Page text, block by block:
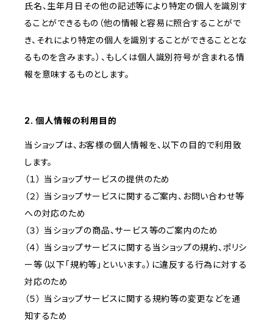
氏名、生年月日その他の記述等により特定の個人を識別す
ることができるもの（他の情報と容易に照合することがで
き、それにより特定の個人を識別することができることとな
るものを含みます。）、もしくは個人識別符号が含まれる情
報を意味するものとします。
2. 個人情報の利用目的
当ショップは、お客様の個人情報を、以下の目的で利用致
します。
（１） 当ショップサービスの提供のため
（２） 当ショップサービスに関するご案内、お問い合わせ等
への対応のため
（３） 当ショップの商品、サービス等のご案内のため
（４） 当ショップサービスに関する当ショップの規約、ポリシ
ー等（以下「規約等」といいます。）に違反する行為に対する
対応のため
（５） 当ショップサービスに関する規約等の変更などを通
知するため